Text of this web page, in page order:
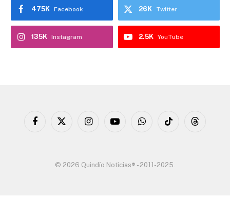
Facebook
475K Twitter
26K
Instagram
135K YouTube
2.5K
Facebook
X
InstagramYouTubeWhatsAppTikTok Threads
© 2026 Quindío Noticias® - 2011-2025.